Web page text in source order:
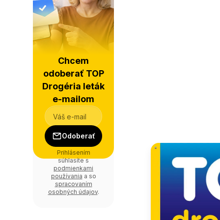
Chcem
odoberať TOP
Drogéria leták
e-mailom
Odoberať
Prihlásením
súhlasíte s
podmienkami
používania a so
spracovaním
osobných údajov.